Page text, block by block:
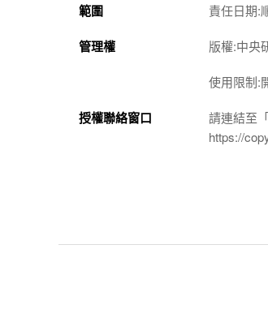
範圍 責任日期:
管理權 版權:中央
使用限制:
授權聯絡窗口
請連結至
https://